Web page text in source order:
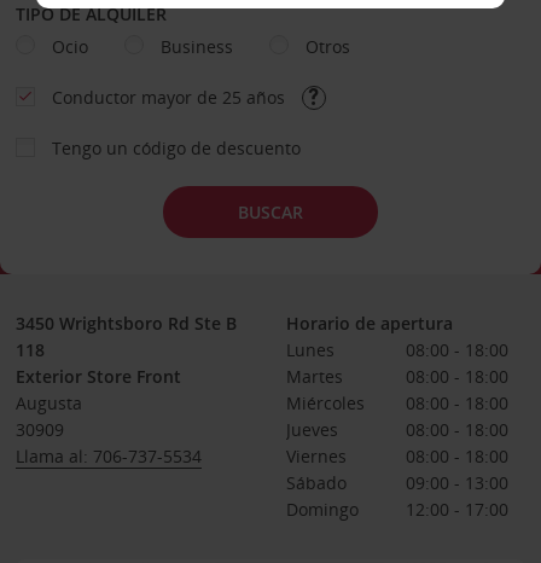
TIPO DE ALQUILER
Ocio
Business Otros
Conductor mayor de 25 años
Tengo un código de descuento
BUSCAR
3450 Wrightsboro Rd Ste B
118
Exterior Store Front
Augusta
30909
Llama al: 706-737-5534
Horario de apertura
Lunes
08:00 - 18:00
Martes
08:00 - 18:00
Miércoles
08:00 - 18:00
Jueves
08:00 - 18:00
Viernes
08:00 - 18:00
Sábado
09:00 - 13:00
Domingo
12:00 - 17:00